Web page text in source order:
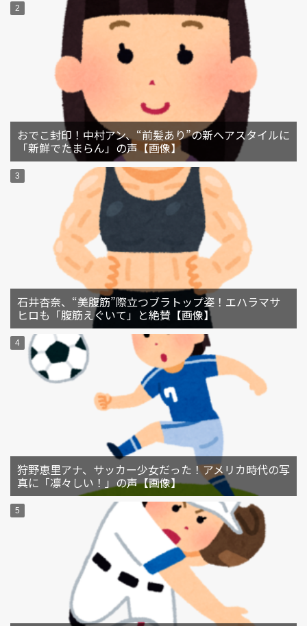
おでこ封印！中村アン、“前髪あり”の新ヘアスタイルに
「新鮮でたまらん」の声【画像】
石井杏奈、“美腹筋”際立つブラトップ姿！エハラマサ
ヒロも「腹筋えぐいて」と絶賛【画像】
狩野恵里アナ、サッカー少女だった！アメリカ時代の写
真に「凛々しい！」の声【画像】